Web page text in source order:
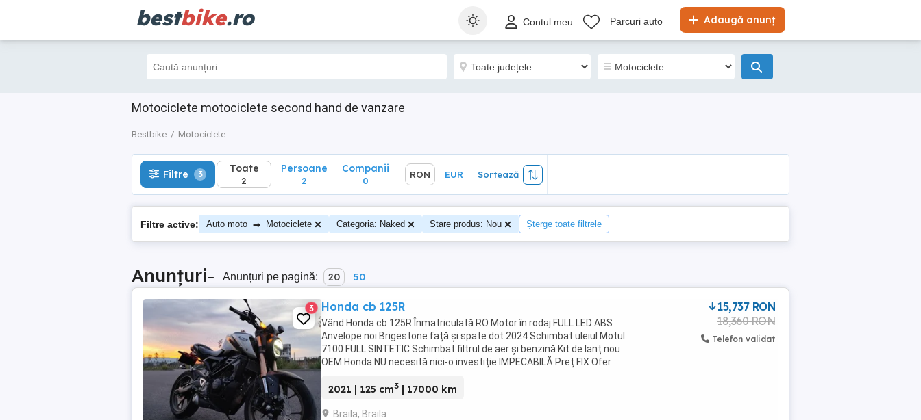
bestbike.ro Adaugă anunț
Contul meu Parcuri auto
Motociclete motociclete second hand de vanzare
Bestbike Motociclete
Filtre 3 Toate
2
Sortează
Filtre 3 Toate
2
Persoane
2
Companii
0
RON EUR Sortează
Filtre active: Auto moto → Motociclete Categoria: Naked Stare produs: Nou Șterge toate filtrele
Anunțuri– Anunțuri pe pagină: 20 50
3 Honda cb 125R
Vând Honda cb 125R Înmatriculată RO Motor în rodaj FULL LED ABS
Anvelope noi Brigestone față și spate dot 2024 Schimbat uleiul Motul
7100 FULL SINTETIC Schimbat filtrul de aer și benzină Kit de lanț nou
OEM Honda NU necesită nici-o investiție IMPECABILĂ Preț FIX Ofer
2021 | 125 cm3 | 17000 km
Braila, Braila
15,737 RON
18,360 RON
Telefon validat